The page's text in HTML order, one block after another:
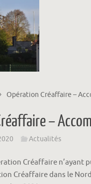
Opération Créaffaire –
–
Actualités
Créaffaire n’ayant
Créaffaire dans le